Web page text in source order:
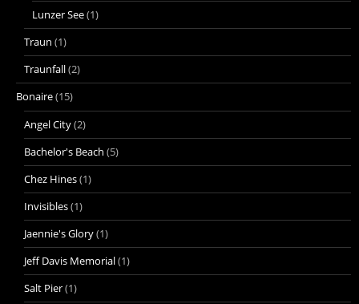
Lunzer See(1)
Traun (1)
Traunfall(2)
Bonaire(15)
Angel City(2)
Bachelor's Beach (5)
Chez Hines(1)
Invisibles(1)
Jaennie's Glory(1)
Jeff Davis Memorial(1)
Salt Pier(1)